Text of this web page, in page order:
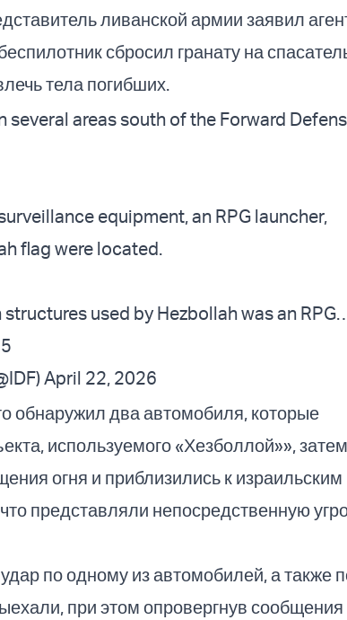
ливанской армии заявил
сбросил гранату на
тела погибших.
several areas south of the Forward
equipment, an RPG launcher,
flag were located.
used by Hezbollah was an
April 22, 2026
обнаружил два автомобиля, которые
используемого «Хезболлой»», затем
огня и приблизились к израильским
представляли непосредственную
по одному из автомобилей, а также
при этом опровергнув сообщения